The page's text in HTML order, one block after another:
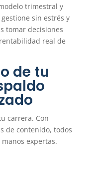
trimestral y
sin estrés y
tomar decisiones
real de
de tu
carrera. Con
de contenido, todos
expertas.